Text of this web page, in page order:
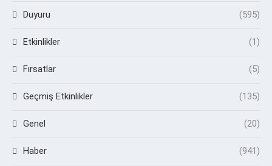
Duyuru (595)
Etkinlikler (1)
Fırsatlar (5)
Geçmiş Etkinlikler (135)
Genel (20)
Haber (941)